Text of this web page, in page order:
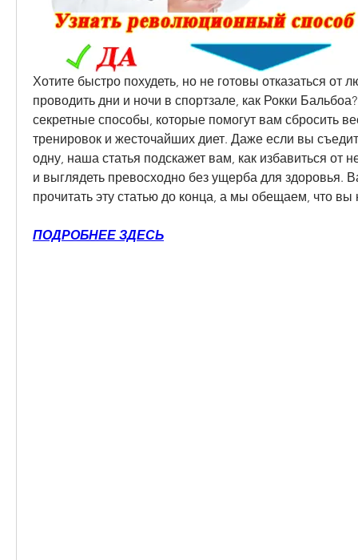
Хотите быстро похудеть, но не готовы отказаться от
проводить дни и ночи в спортзале, как Рокки
секретные способы, которые помогут вам сбросить
тренировок и жесточайших диет. Даже если вы
одну, наша статья подскажет вам, как избавиться от
и выглядеть превосходно без ущерба для здоровья.
прочитать эту статью до конца, а мы обещаем, что
ПОДРОБНЕЕ ЗДЕСЬ